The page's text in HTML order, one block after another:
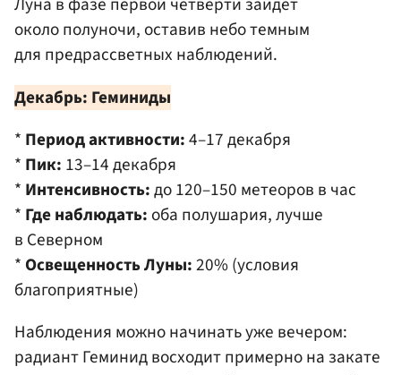
около полуночи, оставив небо темным
для предрассветных наблюдений.
Декабрь: Геминиды
* Период активности:4–17 декабря
* Пик: 13–14 декабря
* Интенсивность:до 120–150 метеоров в час
* Где наблюдать: оба полушария, лучше
в Северном
* Освещенность Луны:20% (условия
благоприятные)
Наблюдения можно начинать уже вечером:
радиант Геминид восходит примерно на закате